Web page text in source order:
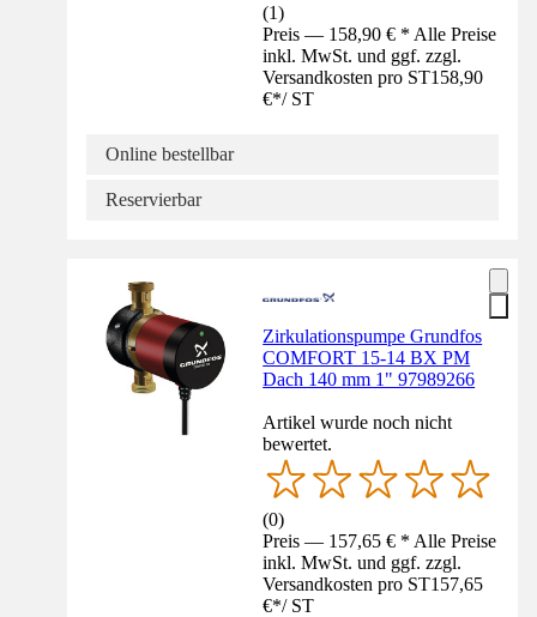
(1)
Preis — 158,90 € * Alle Preise
inkl. MwSt. und ggf. zzgl.
Versandkosten pro ST158,90
€*/ ST
Online bestellbar
Reservierbar
Zirkulationspumpe Grundfos
COMFORT 15-14 BX PM
Dach 140 mm 1" 97989266
Artikel wurde noch nicht
bewertet.
(0)
Preis — 157,65 € * Alle Preise
inkl. MwSt. und ggf. zzgl.
Versandkosten pro ST157,65
€*/ ST